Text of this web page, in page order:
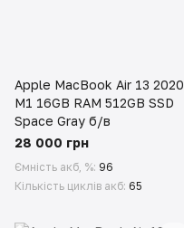
Apple MacBook Air 13 2020
M1 16GB RAM 512GB SSD
Space Gray б/в
28 000 грн
Ємність акб, % 96
Кількість циклів акб 65